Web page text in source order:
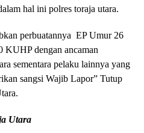
hal ini polres toraja utara.
perbuatannya EP Umur 26
KUHP dengan ancaman
sementara pelaku lainnya yang
sangsi Wajib Lapor” Tutup
Utara